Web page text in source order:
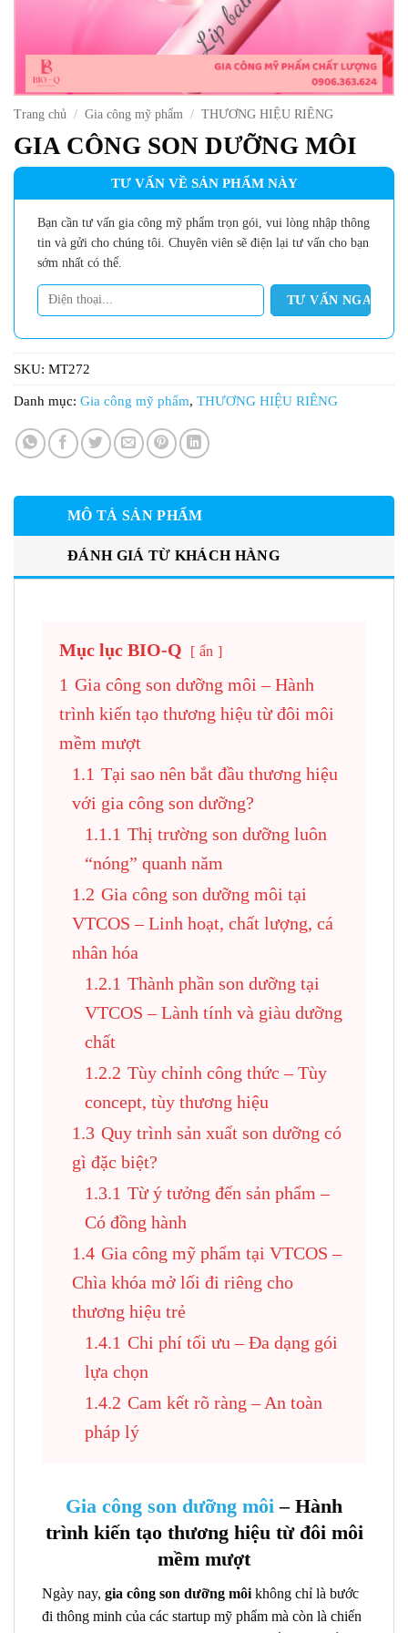
Trang chủ / Gia công mỹ phẩm / THƯƠNG HIỆU RIÊNG
GIA CÔNG SON DƯỠNG MÔI
TƯ VẤN VỀ SẢN PHẨM NÀY
Bạn cần tư vấn gia công mỹ phẩm trọn gói, vui lòng nhập thông
tin và gửi cho chúng tôi. Chuyên viên sẽ điện lại tư vấn cho bạn
sớm nhất có thể.
SKU: MT272
Danh mục: Gia công mỹ phẩm, THƯƠNG HIỆU RIÊNG
MÔ TẢ SẢN PHẨM
ĐÁNH GIÁ TỪ KHÁCH HÀNG
Mục lục BIO-Q ẩn
1 Gia công son dưỡng môi – Hành
trình kiến tạo thương hiệu từ đôi môi
mềm mượt
1.1 Tại sao nên bắt đầu thương hiệu
với gia công son dưỡng?
1.1.1 Thị trường son dưỡng luôn
“nóng” quanh năm
1.2 Gia công son dưỡng môi tại
VTCOS – Linh hoạt, chất lượng, cá
nhân hóa
1.2.1 Thành phần son dưỡng tại
VTCOS – Lành tính và giàu dưỡng
chất
1.2.2 Tùy chỉnh công thức – Tùy
concept, tùy thương hiệu
1.3 Quy trình sản xuất son dưỡng có
gì đặc biệt?
1.3.1 Từ ý tưởng đến sản phẩm –
Có đồng hành
1.4 Gia công mỹ phẩm tại VTCOS –
Chìa khóa mở lối đi riêng cho
thương hiệu trẻ
1.4.1 Chi phí tối ưu – Đa dạng gói
lựa chọn
1.4.2 Cam kết rõ ràng – An toàn
pháp lý
Gia công son dưỡng môi – Hành
trình kiến tạo thương hiệu từ đôi môi
mềm mượt
Ngày nay, gia công son dưỡng môi không chỉ là bước
đi thông minh của các startup mỹ phẩm mà còn là chiến